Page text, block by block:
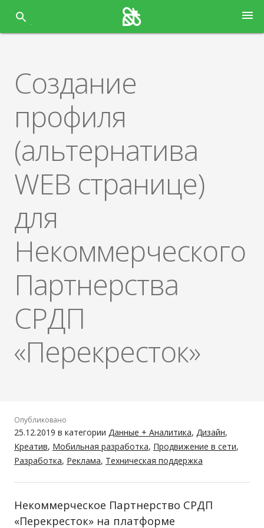
содержанию
menu
Создание
профиля
(альтернатива
WEB странице)
для
Некоммерческого
Партнерства
СРДП
«Перекресток»
Опубликовано
25.12.2019 в категории Данные + Аналитика, Дизайн,
Креатив, Мобильная разработка, Продвижение в сети,
Разработка, Реклама, Техническая поддержка
Некоммерческое Партнерство СРДП
«Перекресток» на платформе